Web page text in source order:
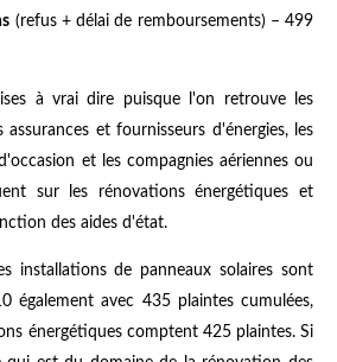
(refus + délai de remboursements) – 499
à vrai dire puisque l'on retrouve les
assurances et fournisseurs d'énergies, les
et les compagnies aériennes ou
sur les rénovations énergétiques et
des aides d'état.
installations de panneaux solaires sont
également avec 435 plaintes cumulées,
énergétiques comptent 425 plaintes. Si